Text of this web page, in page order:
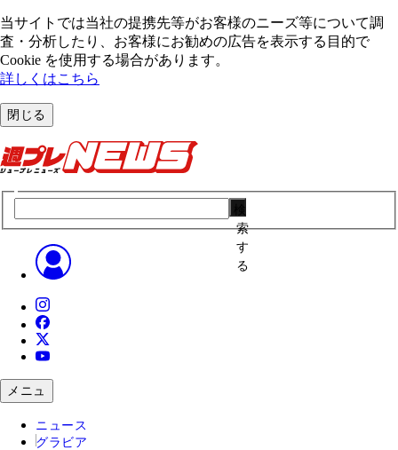
当サイトでは当社の提携先等がお客様のニーズ等について調
査・分析したり、お客様にお勧めの広告を表⽰する⽬的で
Cookie を使⽤する場合があります。
詳しくはこちら
閉じる
索
す
る
メニュ
ニュース
グラビア